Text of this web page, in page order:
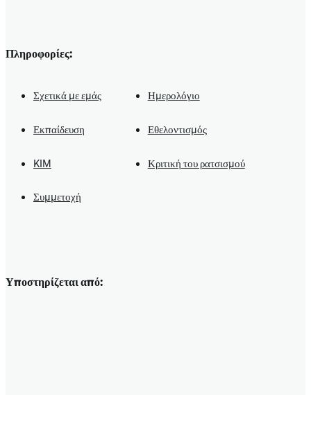
Πληροφορίες:
Σχετικά με εμάς Ημερολόγιο
Εκπαίδευση Εθελοντισμός
KIM Κριτική του ρατσισμού
Συμμετοχή
Υποστηρίζεται από: